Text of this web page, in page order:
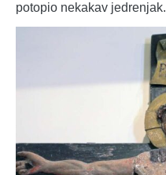
potopio nekakav jedrenjak.